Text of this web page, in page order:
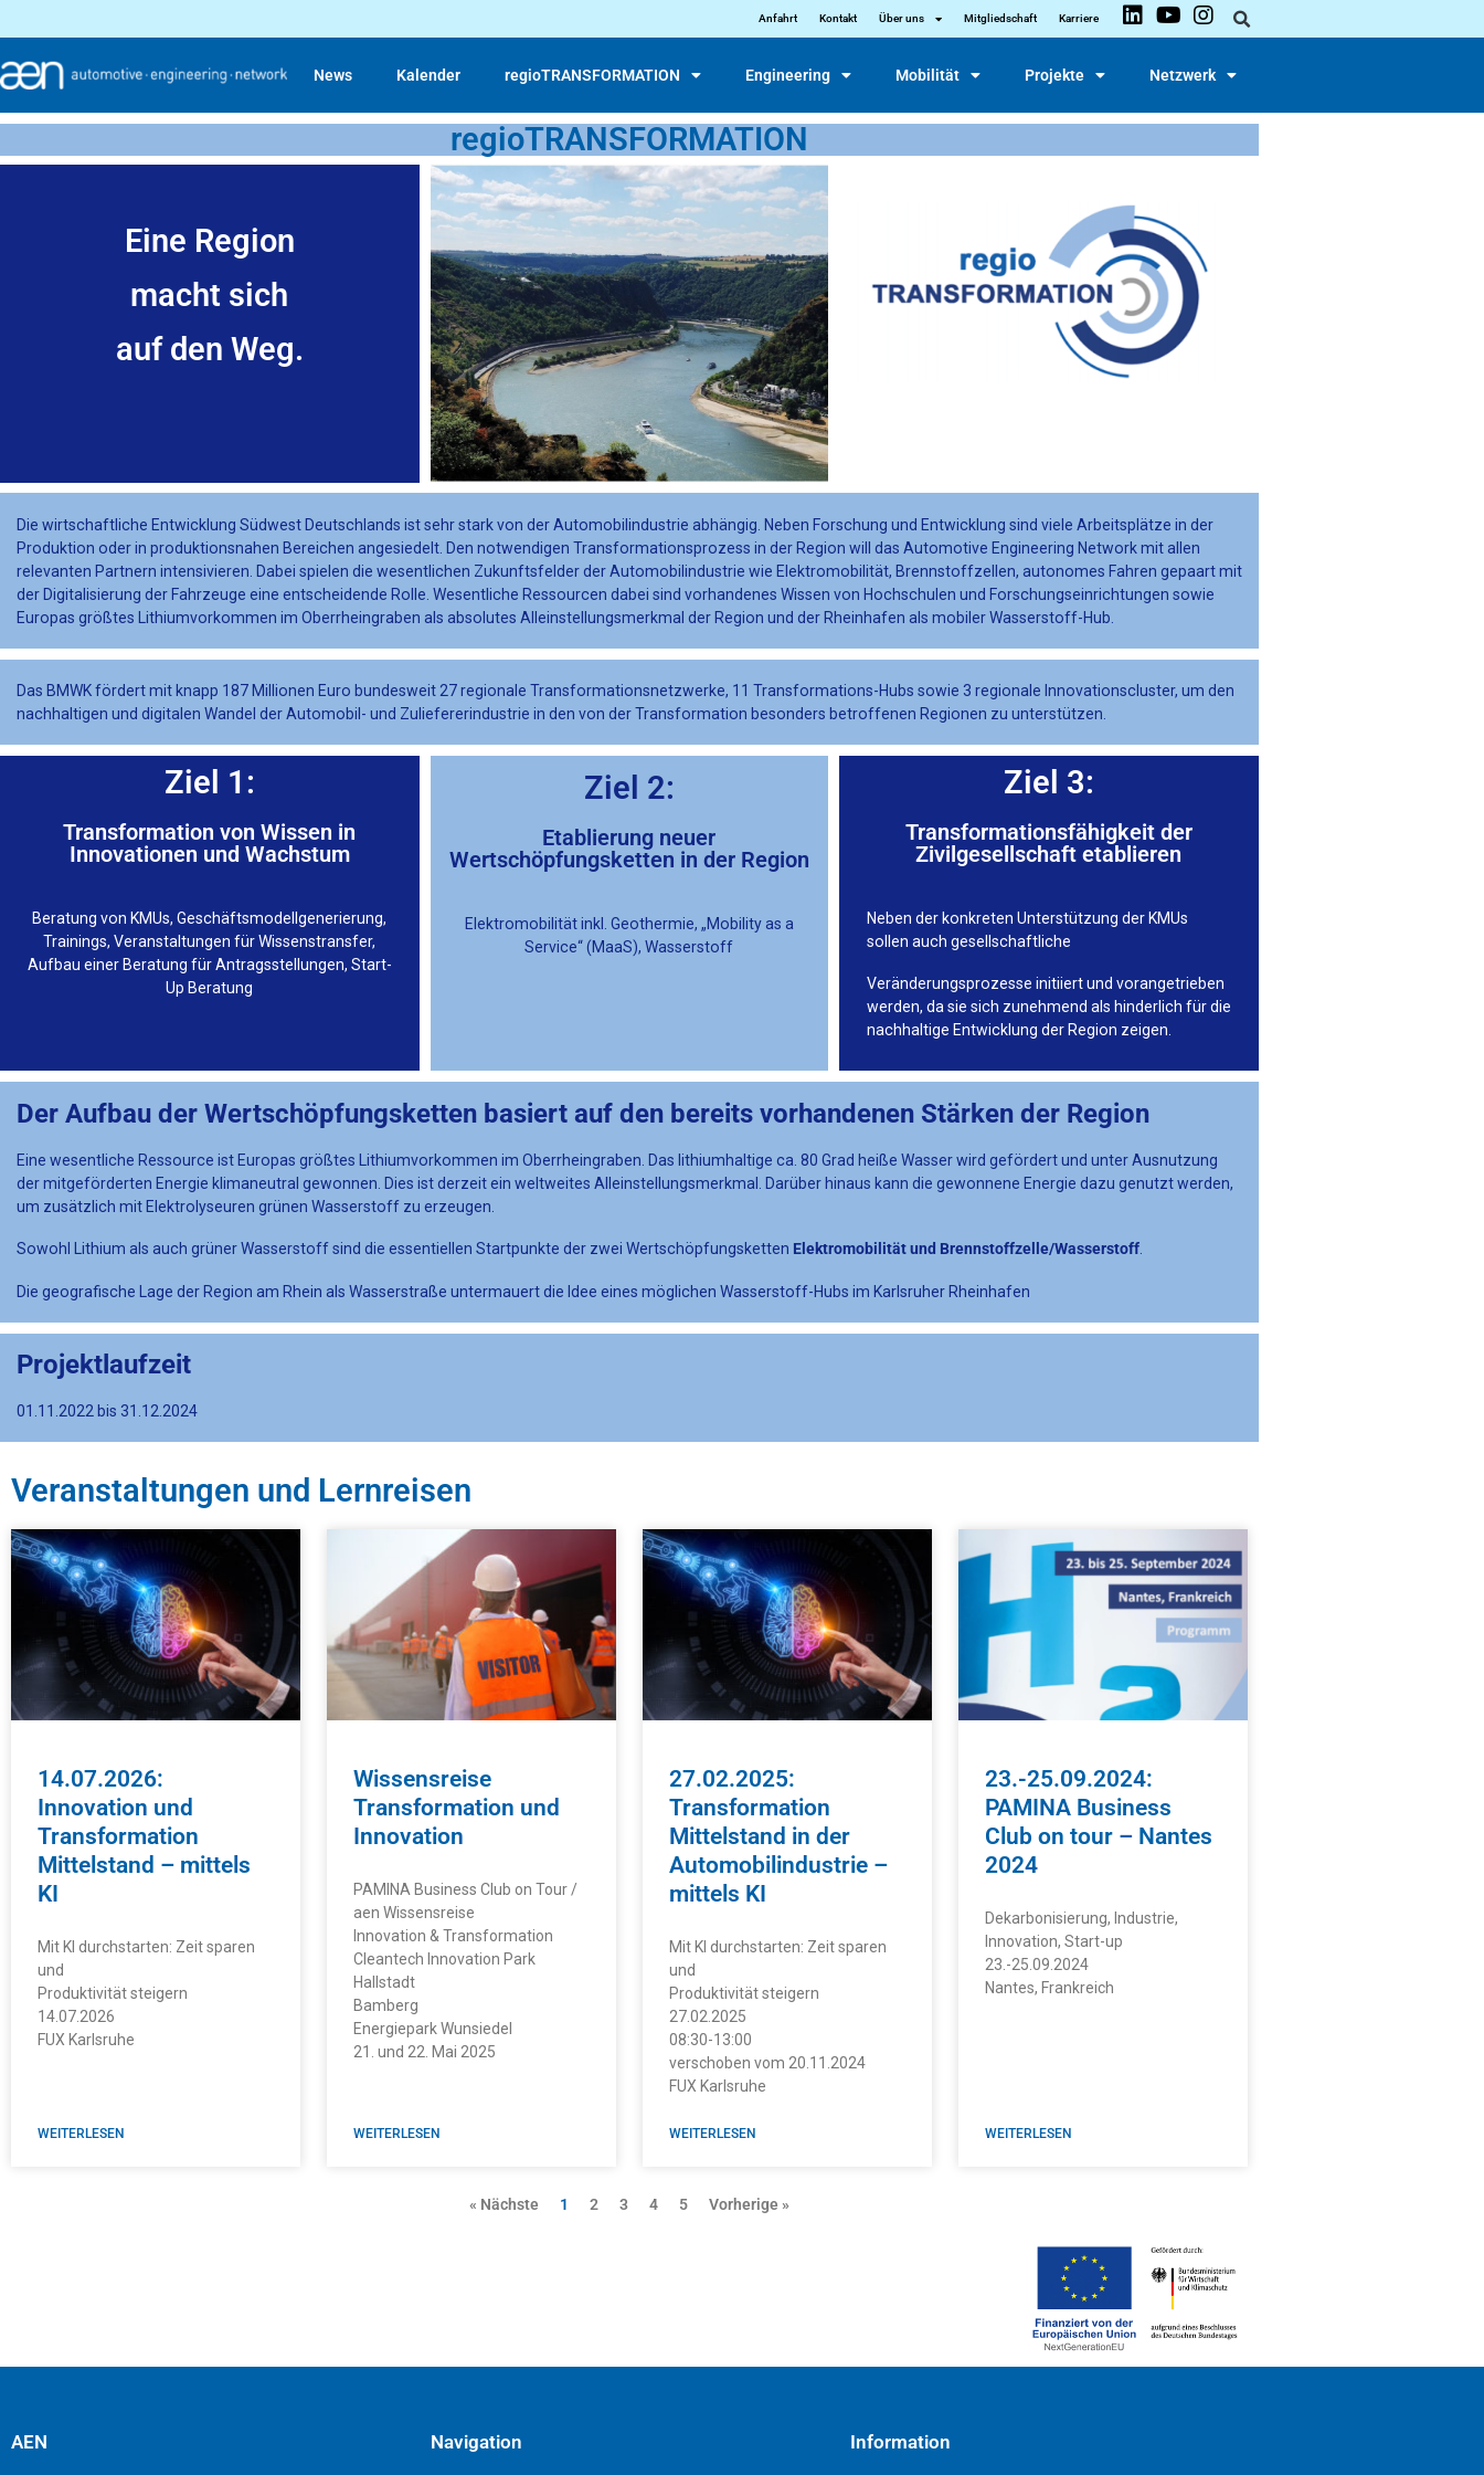
Anfahrt Kontakt Über uns Mitgliedschaft Karriere
News Kalender regioTRANSFORMATION Engineering Mobilität Projekte Netzwerk
regioTRANSFORMATION
Eine Region
macht sich
auf den Weg.
Die wirtschaftliche Entwicklung Südwest Deutschlands ist sehr stark von der Automobilindustrie abhängig. Neben Forschung und Entwicklung sind viele Arbeitsplätze in der
Produktion oder in produktionsnahen Bereichen angesiedelt. Den notwendigen Transformationsprozess in der Region will das Automotive Engineering Network mit allen
relevanten Partnern intensivieren. Dabei spielen die wesentlichen Zukunftsfelder der Automobilindustrie wie Elektromobilität, Brennstoffzellen, autonomes Fahren gepaart mit
der Digitalisierung der Fahrzeuge eine entscheidende Rolle. Wesentliche Ressourcen dabei sind vorhandenes Wissen von Hochschulen und Forschungseinrichtungen sowie
Europas größtes Lithiumvorkommen im Oberrheingraben als absolutes Alleinstellungsmerkmal der Region und der Rheinhafen als mobiler Wasserstoff-Hub.
Das BMWK fördert mit knapp 187 Millionen Euro bundesweit 27 regionale Transformationsnetzwerke, 11 Transformations-Hubs sowie 3 regionale Innovationscluster, um den
nachhaltigen und digitalen Wandel der Automobil- und Zuliefererindustrie in den von der Transformation besonders betroffenen Regionen zu unterstützen.
Ziel 1:
Transformation von Wissen in
Innovationen und Wachstum
Beratung von KMUs, Geschäftsmodellgenerierung,
Trainings, Veranstaltungen für Wissenstransfer,
Aufbau einer Beratung für Antragsstellungen, Start-
Up Beratung
Ziel 2:
Etablierung neuer
Wertschöpfungsketten in der Region
Elektromobilität inkl. Geothermie, „Mobility as a
Service“ (MaaS), Wasserstoff
Ziel 3:
Transformationsfähigkeit der
Zivilgesellschaft etablieren
Neben der konkreten Unterstützung der KMUs
sollen auch gesellschaftliche
Veränderungsprozesse initiiert und vorangetrieben
werden, da sie sich zunehmend als hinderlich für die
nachhaltige Entwicklung der Region zeigen.
Der Aufbau der Wertschöpfungsketten basiert auf den bereits vorhandenen Stärken der Region
Eine wesentliche Ressource ist Europas größtes Lithiumvorkommen im Oberrheingraben. Das lithiumhaltige ca. 80 Grad heiße Wasser wird gefördert und unter Ausnutzung
der mitgeförderten Energie klimaneutral gewonnen. Dies ist derzeit ein weltweites Alleinstellungsmerkmal. Darüber hinaus kann die gewonnene Energie dazu genutzt werden,
um zusätzlich mit Elektrolyseuren grünen Wasserstoff zu erzeugen.
Sowohl Lithium als auch grüner Wasserstoff sind die essentiellen Startpunkte der zwei Wertschöpfungsketten Elektromobilität und Brennstoffzelle/Wasserstoff
Die geografische Lage der Region am Rhein als Wasserstraße untermauert die Idee eines möglichen Wasserstoff-Hubs im Karlsruher Rheinhafen
Projektlaufzeit
01.11.2022 bis 31.12.2024
Veranstaltungen und Lernreisen
14.07.2026:
Innovation und
Transformation
Mittelstand – mittels
KI
Mit KI durchstarten: Zeit sparen
und
Produktivität steigern
14.07.2026
FUX Karlsruhe
WEITERLESEN
Wissensreise
Transformation und
Innovation
PAMINA Business Club on Tour /
aen Wissensreise
Innovation & Transformation
Cleantech Innovation Park
Hallstadt
Bamberg
Energiepark Wunsiedel
21. und 22. Mai 2025
WEITERLESEN
27.02.2025:
Transformation
Mittelstand in der
Automobilindustrie –
mittels KI
Mit KI durchstarten: Zeit sparen
und
Produktivität steigern
27.02.2025
08:30-13:00
verschoben vom 20.11.2024
FUX Karlsruhe
WEITERLESEN
23.-25.09.2024:
PAMINA Business
Club on tour – Nantes
2024
Dekarbonisierung, Industrie,
Innovation, Start-up
23.-25.09.2024
Nantes, Frankreich
WEITERLESEN
« Nächste 1 2 3 4 5 Vorherige »
AEN Navigation Information